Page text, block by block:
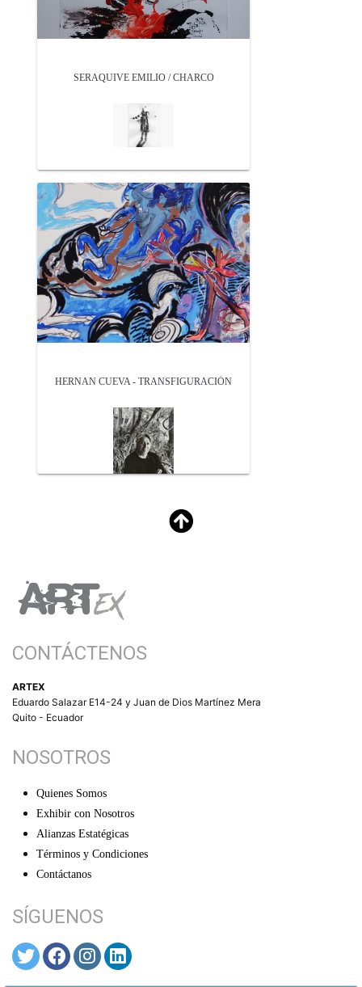
SERAQUIVE EMILIO / CHARCO
HERNAN CUEVA - TRANSFIGURACIÓN
CONTÁCTENOS
ARTEX
Eduardo Salazar E14-24 y Juan de Dios Martínez Mera
Quito - Ecuador
NOSOTROS
Quienes Somos
Exhibir con Nosotros
Alianzas Estatégicas
Términos y Condiciones
Contáctanos
SÍGUENOS